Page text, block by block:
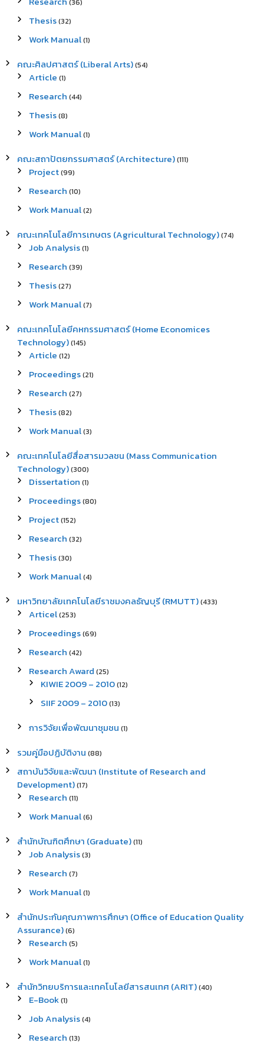
(36)
Thesis(32)
Work Manual(1)
คณะศิลปศาสตร์ (Liberal Arts)(54)
Article (1)
Research (44)
Thesis(8)
Work Manual(1)
คณะสถาปัตยกรรมศาสตร์ (Architecture)(111)
Project(99)
Research (10)
Work Manual(2)
คณะเทคโนโลยีการเกษตร (Agricultural Technology)(74)
Job Analysis(1)
Research (39)
Thesis(27)
Work Manual(7)
คณะเทคโนโลยีคหกรรมศาสตร์ (Home Economices
Technology)(145)
Article (12)
Proceedings(21)
Research (27)
Thesis(82)
Work Manual(3)
คณะเทคโนโลยีสื่อสารมวลชน (Mass Communication
Technology)(300)
Dissertation (1)
Proceedings(80)
Project(152)
Research (32)
Thesis(30)
Work Manual(4)
มหาวิทยาลัยเทคโนโลยีราชมงคลธัญบุรี (RMUTT)(433)
Articel(253)
Proceedings(69)
Research (42)
Research Award (25)
KIWIE 2009 – 2010(12)
SIIF 2009 – 2010(13)
การวิจัยเพื่อพัฒนาชุมชน (1)
รวมคู่มือปฏิบัติงาน (88)
สถาบันวิจัยและพัฒนา (Institute of Research and
Development)(17)
Research (11)
Work Manual(6)
สำนักบัณฑิตศึกษา (Graduate)(11)
Job Analysis(3)
Research (7)
Work Manual(1)
สำนักประกันคุณภาพการศึกษา (Office of Education Quality
Assurance)(6)
Research (5)
Work Manual(1)
สำนักวิทยบริการและเทคโนโลยีสารสนเทศ (ARIT)(40)
E-Book(1)
Job Analysis(4)
Research (13)